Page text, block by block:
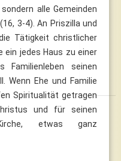
alle Gemeinden
3-4). An Priszilla und
Tätigkeit christlicher
ein jedes Haus zu einer
Familienleben seinen
Wenn Ehe und Familie
Spiritualität getragen
und für seinen
etwas ganz